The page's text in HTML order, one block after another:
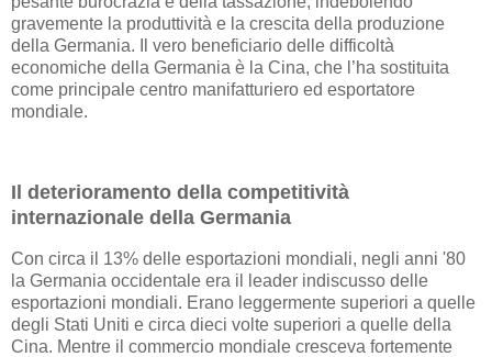
gravemente la produttività e la crescita della produzione
della Germania. Il vero beneficiario delle difficoltà
economiche della Germania è la Cina, che l’ha sostituita
come principale centro manifatturiero ed esportatore
mondiale.
Il deterioramento della competitività
internazionale della Germania
Con circa il 13% delle esportazioni mondiali, negli anni '80
la Germania occidentale era il leader indiscusso delle
esportazioni mondiali. Erano leggermente superiori a quelle
degli Stati Uniti e circa dieci volte superiori a quelle della
Cina. Mentre il commercio mondiale cresceva fortemente